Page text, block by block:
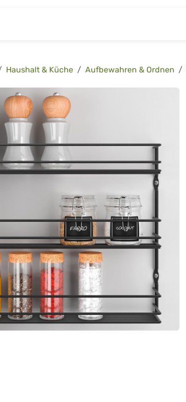
Haushalt & Küche Aufbewahren & Ordnen